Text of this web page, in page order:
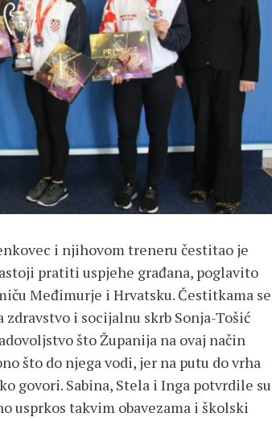
i njihovom treneru čestitao je
pratiti uspjehe građana, poglavito
Međimurje i Hrvatsku. Čestitkama se
i socijalnu skrb Sonja-Tošić
što Županija na ovaj način
što do njega vodi, jer na putu do vrha
govori. Sabina, Stela i Inga potvrdile su
usprkos takvim obavezama i školski